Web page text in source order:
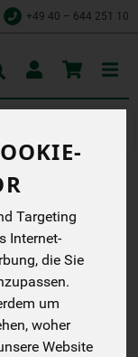
Targeting
Internet-
die Sie
um
woher
Website
+49 40 – 644 251 10
- Süßes
--
Toggle
cart